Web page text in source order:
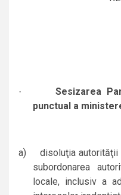
·
Sesizarea
punctual a
a)
disoluţia autorităţii
subordonarea
locale, inclusiv a